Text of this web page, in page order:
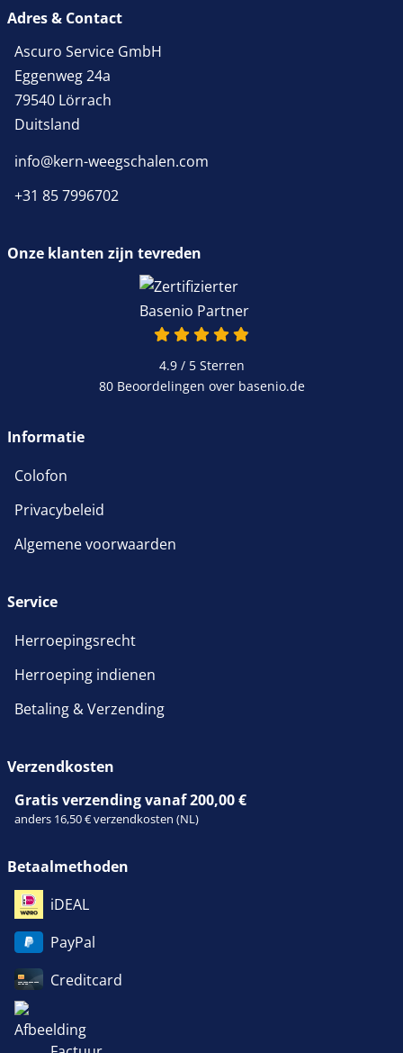
Adres & Contact
Ascuro Service GmbH
Eggenweg 24a
79540 Lörrach
Duitsland
info@kern-weegschalen.com
+31 85 7996702
Onze klanten zijn tevreden
4.9 van 5
4.9 / 5Sterren
80 Beoordelingen over basenio.de
Informatie
Colofon
Privacybeleid
Algemene voorwaarden
Service
Herroepingsrecht
Herroeping indienen
Betaling & Verzending
Verzendkosten
Gratis verzending vanaf 200,00 €
anders 16,50 € verzendkosten (NL)
Betaalmethoden
iDEAL
PayPal
Creditcard